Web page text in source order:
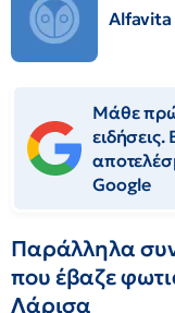
Μάθε
Google
Παράλληλα
που έβαζε
Λάρισα